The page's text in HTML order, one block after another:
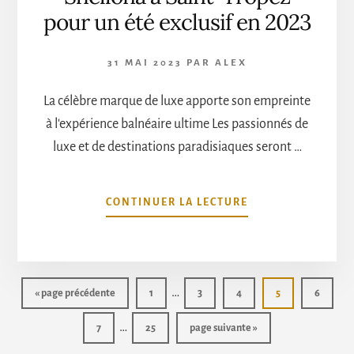
GLOBAL
CHAMPIONS
pour un été exclusif en 2023
31 MAI 2023 PAR ALEX
La célèbre marque de luxe apporte son empreinte
à l'expérience balnéaire ultime Les passionnés de
luxe et de destinations paradisiaques seront …
CONTINUER LA LECTURE
PROPOSDIOR
SHELLONA
SAINT-
« Aller
à
page précédente Page
1
Pages
provisoires
omises
… Page
3 Page
4 Page
5 Page
6
Page
7
Pages
provisoires
… Page
25
Aller
à
page suivante »